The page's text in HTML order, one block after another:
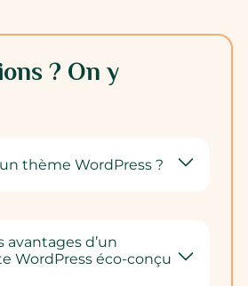
? On y
thème WordPress ?
avantages d’un
WordPress éco-conçu